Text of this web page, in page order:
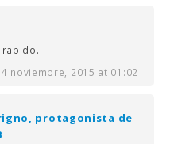
rapido.
4 noviembre, 2015 at 01:02
protagonista de